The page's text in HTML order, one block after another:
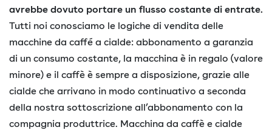
avrebbe dovuto portare un flusso costante di entrate.
Tutti noi conosciamo le logiche di vendita delle
macchine da caffé a cialde: abbonamento a garanzia
di un consumo costante, la macchina è in regalo (valore
minore) e il caffè è sempre a disposizione, grazie alle
cialde che arrivano in modo continuativo a seconda
della nostra sottoscrizione all’abbonamento con la
compagnia produttrice. Macchina da caffè e cialde